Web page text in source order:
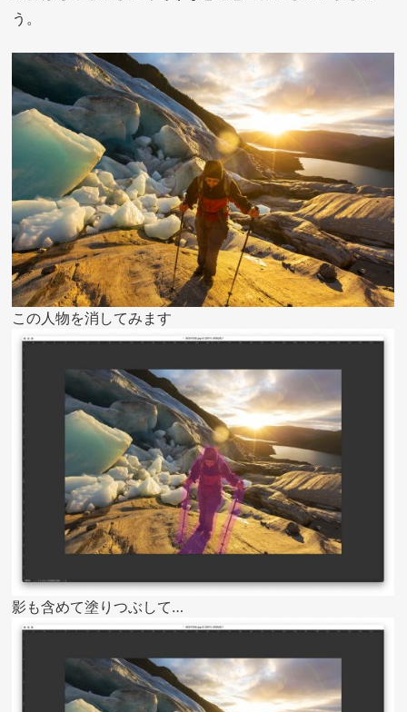
う。
この人物を消してみます
影も含めて塗りつぶして…